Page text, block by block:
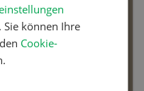
können Ihre
Cookie-